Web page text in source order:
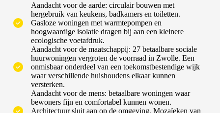
Aandacht voor de aarde: circulair bouwen met
hergebruik van keukens, badkamers en toiletten.
Gasloze woningen met warmtepompen en
hoogwaardige isolatie dragen bij aan een kleinere
ecologische voetafdruk.
Aandacht voor de maatschappij: 27 betaalbare sociale
huurwoningen vergroten de voorraad in Zwolle. Een
onmisbaar onderdeel van een toekomstbestendige wijk
waar verschillende huishoudens elkaar kunnen
versterken.
Aandacht voor de mens: betaalbare woningen waar
bewoners fijn en comfortabel kunnen wonen.
Architectuur sluit aan op de omgeving. Mozaïeken van